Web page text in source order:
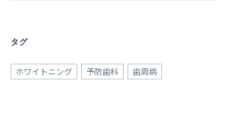
タグ
ホワイトニング 予防歯科 歯周病